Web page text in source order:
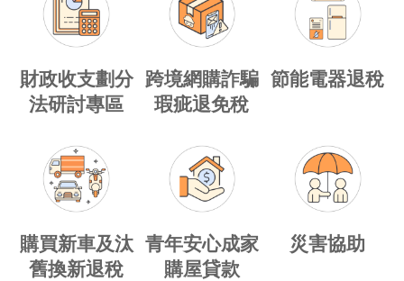
財政收支劃分
法研討專區
跨境網購詐騙
瑕疵退免稅
節能電器退稅
購買新車及汰
舊換新退稅
青年安心成家
購屋貸款
災害協助